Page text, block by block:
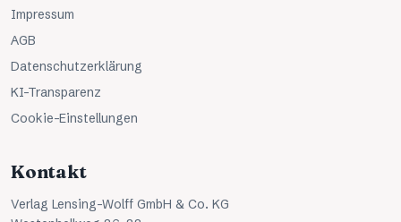
Impressum
AGB
Datenschutzerklärung
KI-Transparenz
Cookie-Einstellungen
Kontakt
Verlag Lensing-Wolff GmbH & Co. KG